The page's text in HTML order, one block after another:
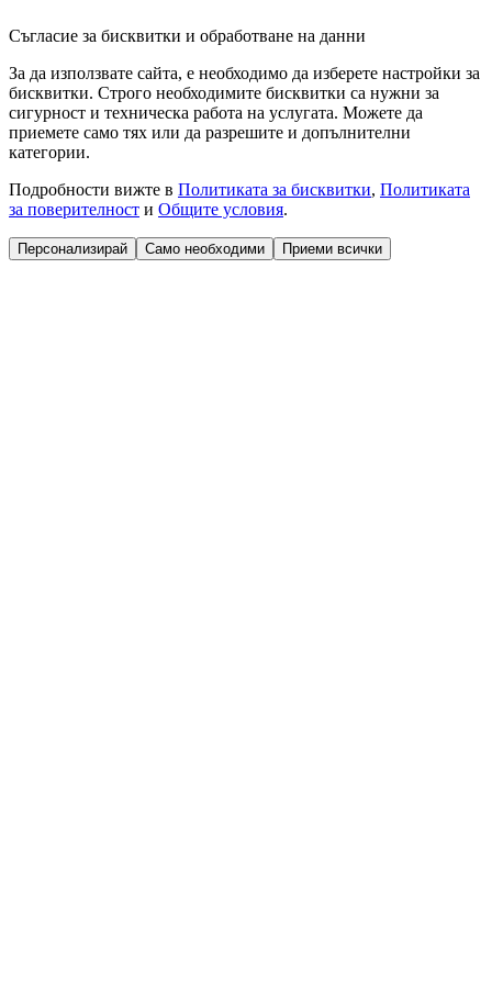
Съгласие за бисквитки и обработване на данни
За да използвате сайта, е необходимо да изберете настройки за
бисквитки. Строго необходимите бисквитки са нужни за
сигурност и техническа работа на услугата. Можете да
приемете само тях или да разрешите и допълнителни
категории.
Подробности вижте в Политиката за бисквитки, Политиката
за поверителност и Общите условия.
Персонализирай Само необходими Приеми всички